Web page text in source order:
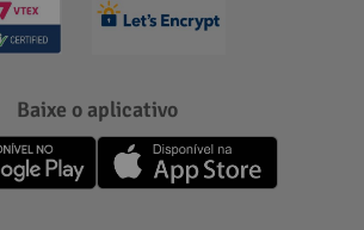
Baixe o aplicativo